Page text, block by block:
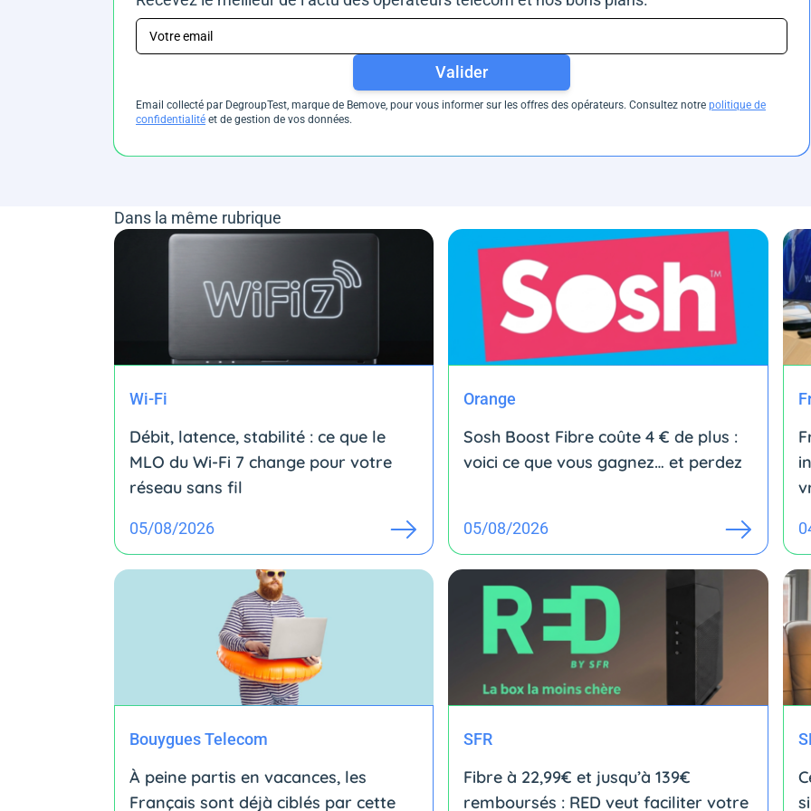
Valider
Email collecté par DegroupTest, marque de Bemove, pour vous informer sur les offres des opérateurs. Consultez notre politique de
confidentialité et de gestion de vos données.
Dans la même rubrique
Wi-Fi
Débit, latence, stabilité : ce que le
MLO du Wi-Fi 7 change pour votre
réseau sans fil
05/08/2026
Orange
Sosh Boost Fibre coûte 4 € de plus :
voici ce que vous gagnez… et perdez
05/08/2026
Bouygues Telecom
À peine partis en vacances, les
Français sont déjà ciblés par cette
SFR
Fibre à 22,99€ et jusqu’à 139€
remboursés : RED veut faciliter votre